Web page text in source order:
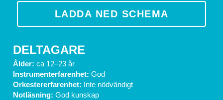
LADDA NED SCHEMA
DELTAGARE
Ålder: ca 12–23 år
Instrumenterfarenhet: God
Orkestererfarenhet: Inte nödvändigt
Notläsning: God kunskap